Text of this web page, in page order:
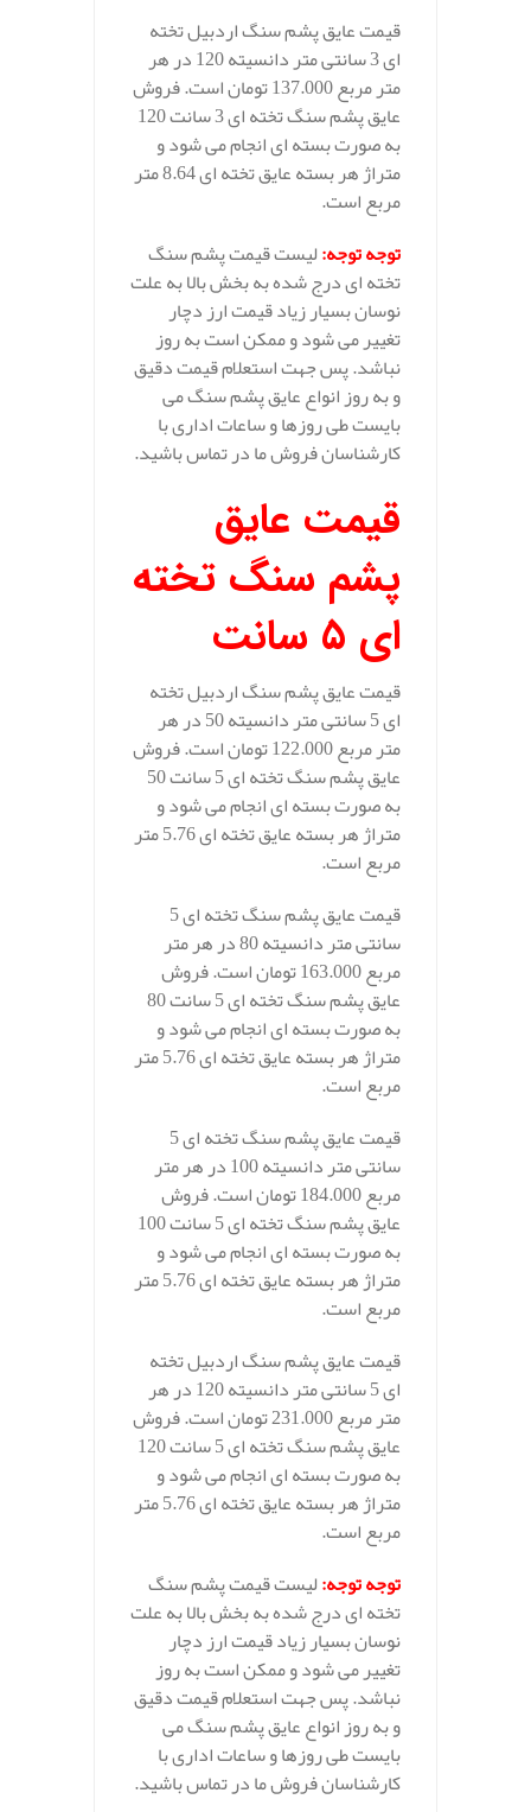
قیمت عایق پشم سنگ اردبیل تخته
ای 3 سانتی متر دانسیته 120 در هر
متر مربع 137.000 تومان است. فروش
عایق پشم سنگ تخته ای 3 سانت 120
به صورت بسته ای انجام می شود و
متراژ هر بسته عایق تخته ای 8.64 متر
مربع است.
توجه توجه:لیست قیمت پشم سنگ
تخته ای درج شده به بخش بالا به علت
نوسان بسیار زیاد قیمت ارز دچار
تغییر می شود و ممکن است به روز
نباشد. پس جهت استعلام قیمت دقیق
و به روز انواع عایق پشم سنگ می
بایست طی روزها و ساعات اداری با
کارشناسان فروش ما در تماس باشید.
قیمت عایق
پشم سنگ تخته
ای 5 سانت
قیمت عایق پشم سنگ اردبیل تخته
ای 5 سانتی متر دانسیته 50 در هر
متر مربع 122.000 تومان است. فروش
عایق پشم سنگ تخته ای 5 سانت 50
به صورت بسته ای انجام می شود و
متراژ هر بسته عایق تخته ای 5.76 متر
مربع است.
قیمت عایق پشم سنگ تخته ای 5
سانتی متر دانسیته 80 در هر متر
مربع 163.000 تومان است. فروش
عایق پشم سنگ تخته ای 5 سانت 80
به صورت بسته ای انجام می شود و
متراژ هر بسته عایق تخته ای 5.76 متر
مربع است.
قیمت عایق پشم سنگ تخته ای 5
سانتی متر دانسیته 100 در هر متر
مربع 184.000 تومان است. فروش
عایق پشم سنگ تخته ای 5 سانت 100
به صورت بسته ای انجام می شود و
متراژ هر بسته عایق تخته ای 5.76 متر
مربع است.
قیمت عایق پشم سنگ اردبیل تخته
ای 5 سانتی متر دانسیته 120 در هر
متر مربع 231.000 تومان است. فروش
عایق پشم سنگ تخته ای 5 سانت 120
به صورت بسته ای انجام می شود و
متراژ هر بسته عایق تخته ای 5.76 متر
مربع است.
توجه توجه:لیست قیمت پشم سنگ
تخته ای درج شده به بخش بالا به علت
نوسان بسیار زیاد قیمت ارز دچار
تغییر می شود و ممکن است به روز
نباشد. پس جهت استعلام قیمت دقیق
و به روز انواع عایق پشم سنگ می
بایست طی روزها و ساعات اداری با
کارشناسان فروش ما در تماس باشید.